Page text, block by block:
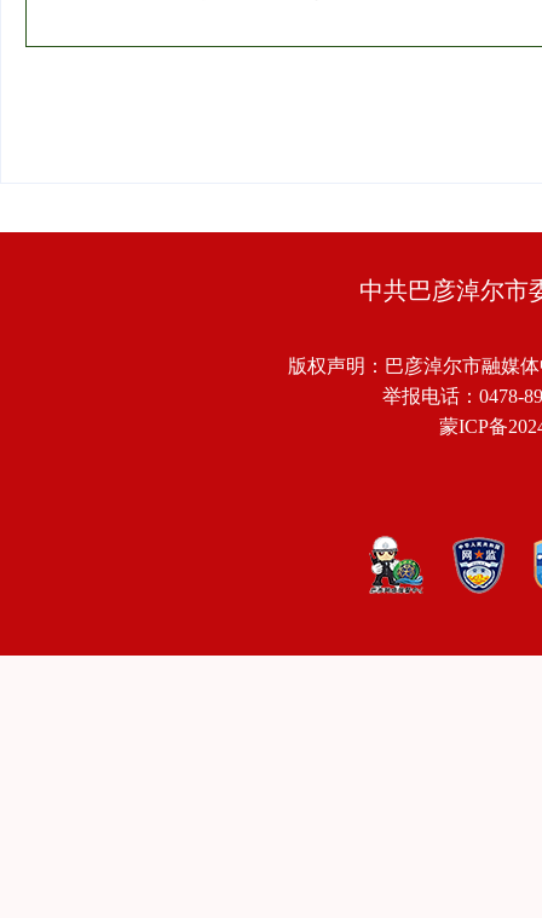
中共巴彦淖尔市
版权声明：巴彦淖尔市融媒
举报电话：0478-
蒙ICP备